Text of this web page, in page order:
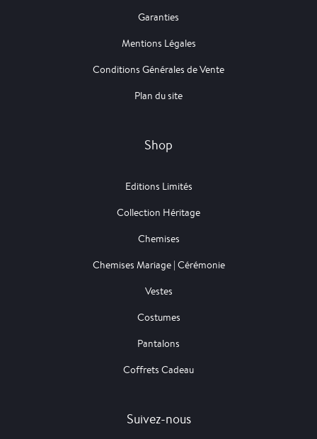
Garanties
Mentions Légales
Conditions Générales de Vente
Plan du site
Shop
Editions Limités
Collection Héritage
Chemises
Chemises Mariage | Cérémonie
Vestes
Costumes
Pantalons
Coffrets Cadeau
Suivez-nous